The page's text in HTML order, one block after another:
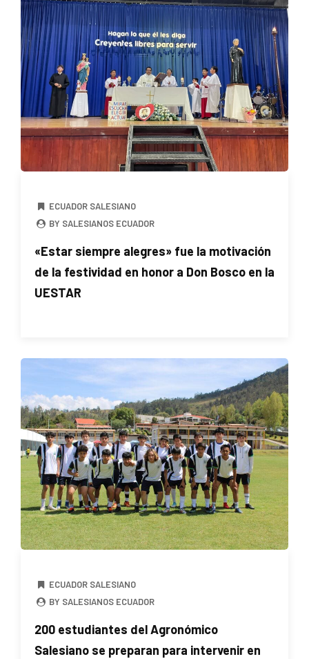
ECUADOR SALESIANO
BY SALESIANOS ECUADOR
«Estar siempre alegres» fue la motivación
de la festividad en honor a Don Bosco en la
UESTAR
ECUADOR SALESIANO
BY SALESIANOS ECUADOR
200 estudiantes del Agronómico
Salesiano se preparan para intervenir en